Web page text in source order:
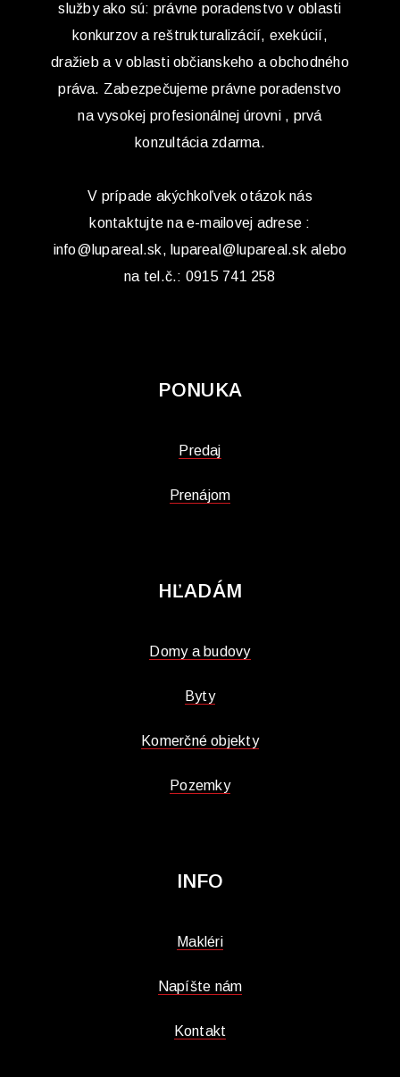
služby ako sú: právne poradenstvo v oblasti
konkurzov a reštrukturalizácií, exekúcií,
dražieb a v oblasti občianskeho a obchodného
práva. Zabezpečujeme právne poradenstvo
na vysokej profesionálnej úrovni , prvá
konzultácia zdarma.
V prípade akýchkoľvek otázok nás
kontaktujte na e-mailovej adrese :
info@lupareal.sk, lupareal@lupareal.sk alebo
na tel.č.: 0915 741 258
PONUKA
Predaj
Prenájom
HĽADÁM
Domy a budovy
Byty
Komerčné objekty
Pozemky
INFO
Makléri
Napíšte nám
Kontakt